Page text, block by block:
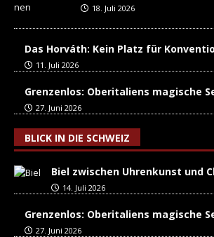
18. Juli 2026
Das Horváth: Kein Platz für
11. Juli 2026
Grenzenlos: Oberitaliens magische
27. Juni 2026
BLICK IN DIE SCHWEIZ
Biel zwischen Uhrenkunst und
14. Juli 2026
Grenzenlos: Oberitaliens magische
27. Juni 2026